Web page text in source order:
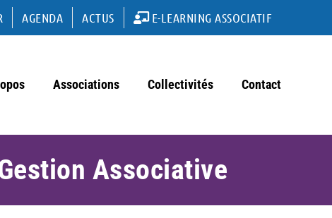
AGENDA ACTUS E-LEARNING ASSOCIATIF
Associations Collectivités Contact
Associative